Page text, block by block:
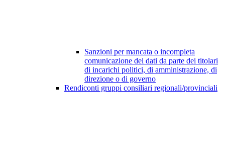
Sanzioni per mancata o incompleta
comunicazione dei dati da parte dei titolari
di incarichi politici, di amministrazione, di
direzione o di governo
Rendiconti gruppi consiliari regionali/provinciali